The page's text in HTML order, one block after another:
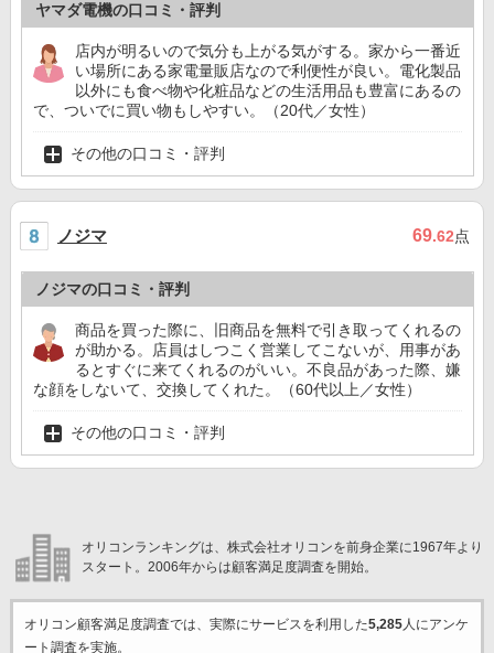
ヤマダ電機の口コミ・評判
店内が明るいので気分も上がる気がする。家から一番近
い場所にある家電量販店なので利便性が良い。電化製品
以外にも食べ物や化粧品などの生活用品も豊富にあるの
で、ついでに買い物もしやすい。（20代／女性）
その他の口コミ・評判
ノジマ 69.62点
ノジマの口コミ・評判
商品を買った際に、旧商品を無料で引き取ってくれるの
が助かる。店員はしつこく営業してこないが、用事があ
るとすぐに来てくれるのがいい。不良品があった際、嫌
な顔をしないて、交換してくれた。（60代以上／女性）
その他の口コミ・評判
オリコンランキングは、株式会社オリコンを前身企業に1967年より
スタート。2006年からは顧客満足度調査を開始。
オリコン顧客満足度調査では、実際にサービスを利用した5,285人にアンケ
ート調査を実施。